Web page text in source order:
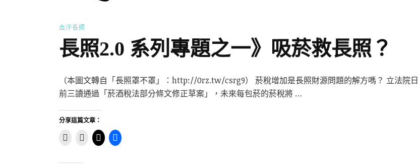
血汗長照
長照2.0 系列專題之一》吸菸救長照？
（本圖文轉自「長照罩不罩」：http://0rz.tw/csrg9） 菸稅增加是長照財源問題的解方嗎？ 立法院日
前三讀通過「菸酒稅法部分條文修正草案」，未來每包菸的菸稅將 …
分享這篇文章：